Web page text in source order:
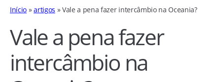
Início »artigos »Vale a pena fazer intercâmbio na Oceania?
Vale a pena fazer
intercâmbio na